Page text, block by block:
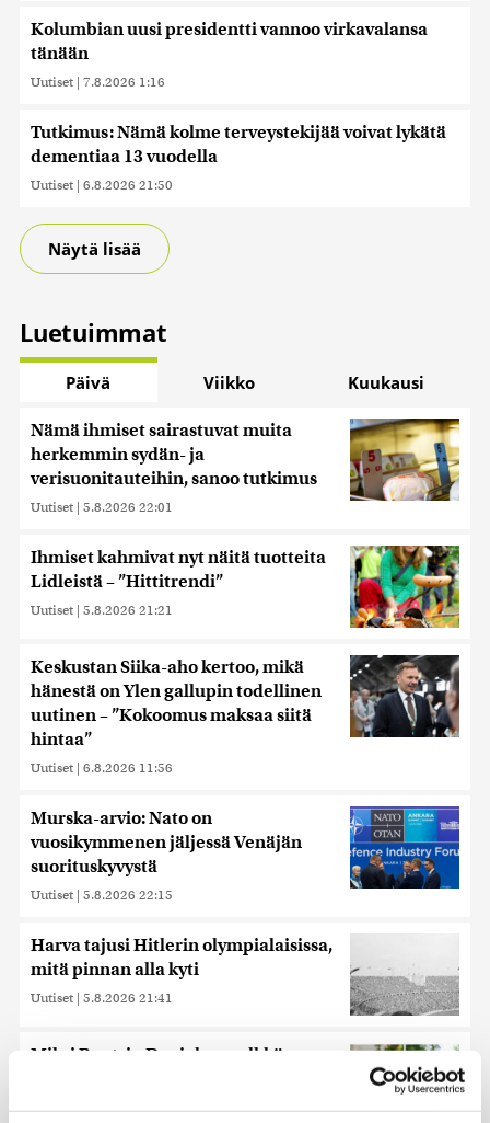
Kolumbian uusi presidentti vannoo virkavalansa
tänään
Uutiset | 7.8.2026 1:16
Tutkimus: Nämä kolme terveystekijää voivat lykätä
dementiaa 13 vuodella
Uutiset | 6.8.2026 21:50
Näytä lisää
Luetuimmat
Päivä Viikko Kuukausi
Nämä ihmiset sairastuvat muita
herkemmin sydän- ja
verisuonitauteihin, sanoo tutkimus
Uutiset | 5.8.2026 22:01
Ihmiset kahmivat nyt näitä tuotteita
Lidleistä – ”Hittitrendi”
Uutiset | 5.8.2026 21:21
Keskustan Siika-aho kertoo, mikä
hänestä on Ylen gallupin todellinen
uutinen – ”Kokoomus maksaa siitä
hintaa”
Uutiset | 6.8.2026 11:56
Murska-arvio: Nato on
vuosikymmenen jäljessä Venäjän
suorituskyvystä
Uutiset | 5.8.2026 22:15
Harva tajusi Hitlerin olympialaisissa,
mitä pinnan alla kyti
Uutiset | 5.8.2026 21:41
Miksi Ruotsin Daniel on pelkkä